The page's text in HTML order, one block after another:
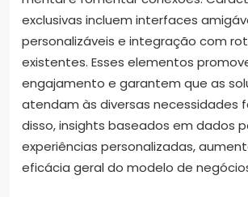
exclusivas incluem interfaces
personalizáveis e integração com
existentes. Esses elementos
engajamento e garantem que as
atendam às diversas necessidades
disso, insights baseados em dados
experiências personalizadas,
eficácia geral do modelo de